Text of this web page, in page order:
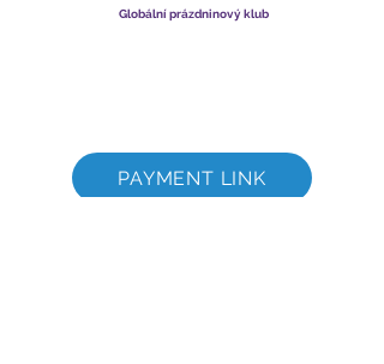
Globální prázdninový klub
PAYMENT LINK